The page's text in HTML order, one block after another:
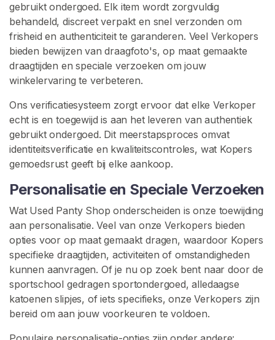
gebruikt ondergoed. Elk item wordt zorgvuldig
behandeld, discreet verpakt en snel verzonden om
frisheid en authenticiteit te garanderen. Veel Verkopers
bieden bewijzen van draagfoto's, op maat gemaakte
draagtijden en speciale verzoeken om jouw
winkelervaring te verbeteren.
Ons verificatiesysteem zorgt ervoor dat elke Verkoper
echt is en toegewijd is aan het leveren van authentiek
gebruikt ondergoed. Dit meerstapsproces omvat
identiteitsverificatie en kwaliteitscontroles, wat Kopers
gemoedsrust geeft bij elke aankoop.
Personalisatie en Speciale Verzoeken
Wat Used Panty Shop onderscheiden is onze toewijding
aan personalisatie. Veel van onze Verkopers bieden
opties voor op maat gemaakt dragen, waardoor Kopers
specifieke draagtijden, activiteiten of omstandigheden
kunnen aanvragen. Of je nu op zoek bent naar door de
sportschool gedragen sportondergoed, alledaagse
katoenen slipjes, of iets specifieks, onze Verkopers zijn
bereid om aan jouw voorkeuren te voldoen.
G
e
b
r
u
k
t
e
S
l
p
j
e
s
Z
O
E
K
E